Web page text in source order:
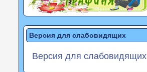
Версия для слабовидящих
Версия для слабовидящих